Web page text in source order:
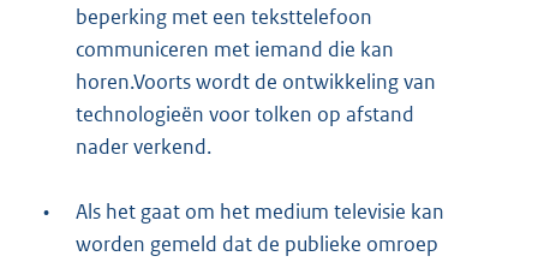
beperking met een teksttelefoon
communiceren met iemand die kan
horen.Voorts wordt de ontwikkeling van
technologieën voor tolken op afstand
nader verkend.
•
Als het gaat om het medium televisie kan
worden gemeld dat de publieke omroep